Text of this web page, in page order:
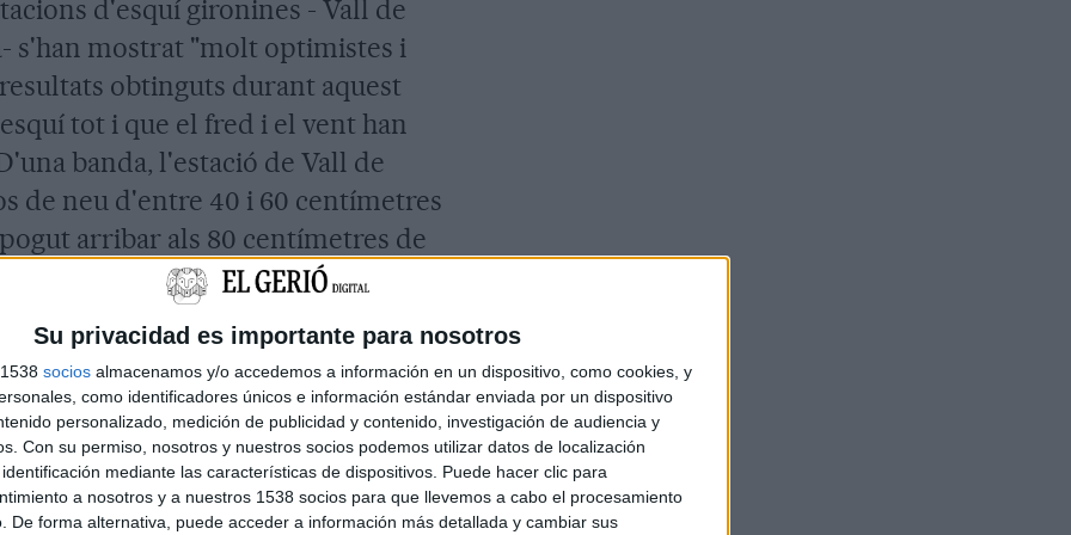
Su privacidad es importante para nosotros
socios almacenamos y/o accedemos a información en un dispositivo, como cookies, y
como identificadores únicos e información estándar enviada por un dispositivo
personalizado, medición de publicidad y contenido, investigación de audiencia y
Con su permiso, nosotros y nuestros socios podemos utilizar datos de localización
mediante las características de dispositivos. Puede hacer clic para
a nosotros y a nuestros 1538 socios para que llevemos a cabo el procesamiento
De forma alternativa, puede acceder a información más detallada y cambiar sus
d'esquí gironines - Vall de
s'han mostrat "molt optimistes i
obtinguts durant aquest
tot i que el fred i el vent han
banda, l'estació de Vall de
de neu d'entre 40 i 60 centímetres
arribar als 80 centímetres de
que ha bufat a la zona ha fet que
portes aquest diumenge i
l'estació de muntanya.
persones s'han apropat fins aquest
durant el cap de setmana i
les onze pistes possibles. "Aquest